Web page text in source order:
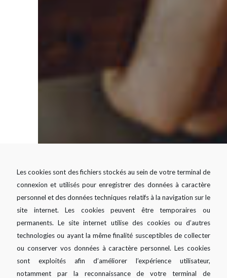
Les cookies sont des fichiers stockés au sein de votre terminal de
connexion et utilisés pour enregistrer des données à caractère
personnel et des données techniques relatifs à la navigation sur le
site internet. Les cookies peuvent être temporaires ou
permanents. Le site internet utilise des cookies ou d’autres
technologies ou ayant la même finalité susceptibles de collecter
ou conserver vos données à caractère personnel. Les cookies
sont exploités afin d’améliorer l’expérience utilisateur,
notamment par la reconnaissance de votre terminal de